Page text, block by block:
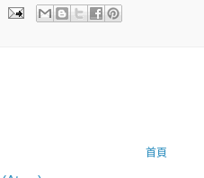
首頁